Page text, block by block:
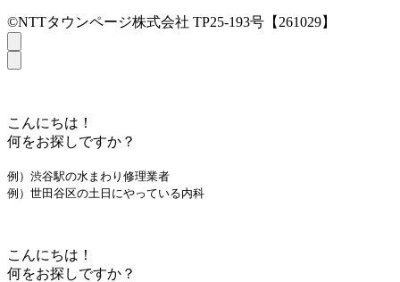
©NTTタウンページ株式会社 TP25-193号【261029】
こんにちは！
何をお探しですか？
例）渋谷駅の水まわり修理業者
例）世田谷区の土日にやっている内科
こんにちは！
何をお探しですか？